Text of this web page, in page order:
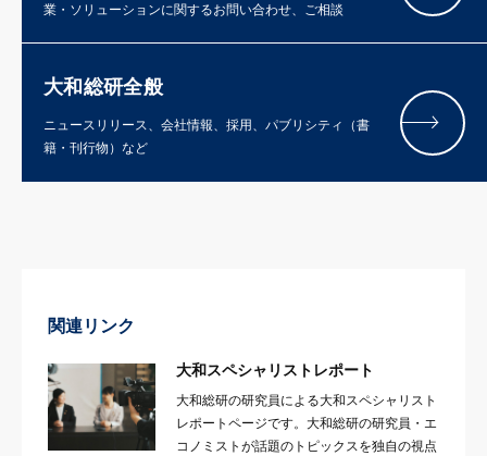
業・ソリューションに関するお問い合わせ、ご相談
大和総研全般
ニュースリリース、会社情報、採用、パブリシティ（書
籍・刊行物）など
関連リンク
大和スペシャリストレポート
大和総研の研究員による大和スペシャリスト
レポートページです。大和総研の研究員・エ
コノミストが話題のトピックスを独自の視点